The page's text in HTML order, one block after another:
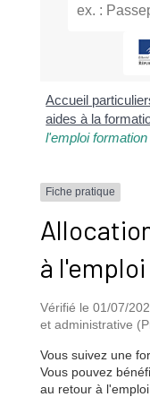
Accueil
aides à la
l'emploi
Fiche pratique
à
Vérifié le 01/07/
et administrative
Vous suivez une
Vous pouvez
au retour à